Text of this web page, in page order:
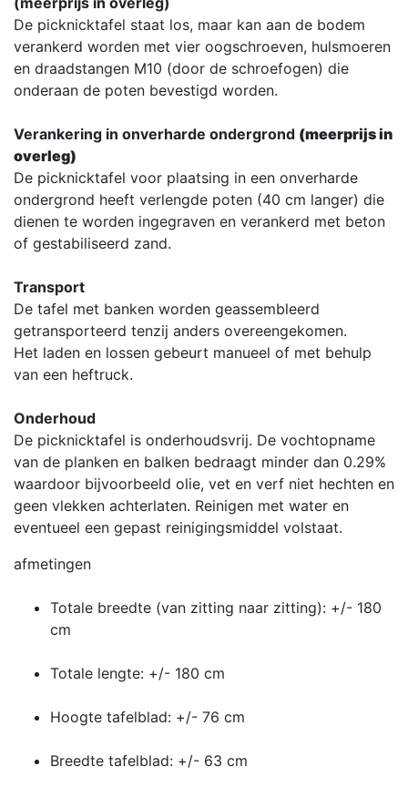
De picknicktafel staat los, maar kan aan de bodem
verankerd worden met vier oogschroeven, hulsmoeren
en draadstangen M10 (door de schroefogen) die
onderaan de poten bevestigd worden.
Verankering in onverharde ondergrond (meerprijs in
overleg)
De picknicktafel voor plaatsing in een onverharde
ondergrond heeft verlengde poten (40 cm langer) die
dienen te worden ingegraven en verankerd met beton
of gestabiliseerd zand.
Transport
De tafel met banken worden geassembleerd
getransporteerd tenzij anders overeengekomen.
Het laden en lossen gebeurt manueel of met behulp
van een heftruck.
Onderhoud
De picknicktafel is onderhoudsvrij. De vochtopname
van de planken en balken bedraagt minder dan 0.29%
waardoor bijvoorbeeld olie, vet en verf niet hechten en
geen vlekken achterlaten. Reinigen met water en
eventueel een gepast reinigingsmiddel volstaat.
afmetingen
Totale breedte (van zitting naar zitting): +/- 180
cm
Totale lengte: +/- 180 cm
Hoogte tafelblad: +/- 76 cm
Breedte tafelblad: +/- 63 cm